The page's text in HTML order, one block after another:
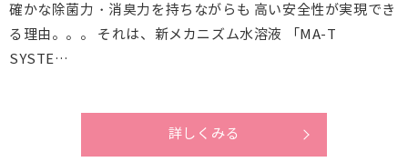
確かな除菌力・消臭力を持ちながらも 高い安全性が実現でき
る理由。。。 それは、新メカニズム水溶液 「MA-T
SYSTE…
詳しくみる